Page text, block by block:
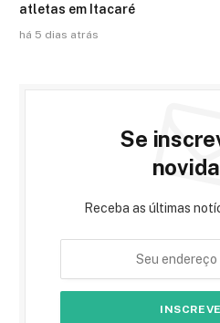
atletas em Itacaré
há 5 dias atrás
Se
Receba as últimas